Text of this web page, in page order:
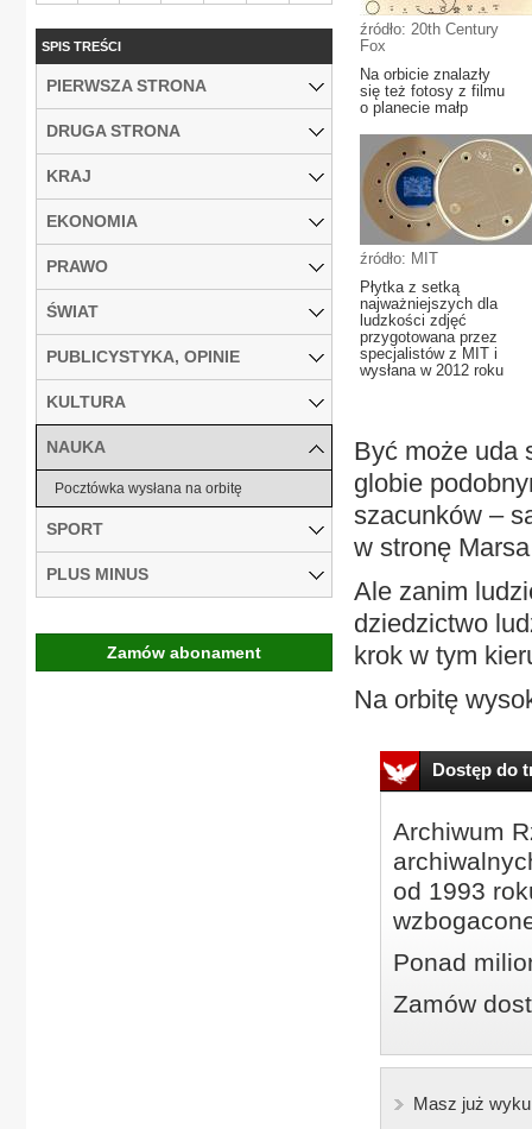
źródło: 20th Century
Fox
Na orbicie znalazły
się też fotosy z filmu
o planecie małp
źródło: MIT
Płytka z setką
najważniejszych dla
ludzkości zdjęć
przygotowana przez
specjalistów z MIT i
wysłana w 2012 roku
Być może uda
globie
szacunków –
w stronę
Ale zanim
dziedzictwo
krok w tym
Na orbitę
Dostęp do
Archiwum
od 1993
Ponad
Zamów
Masz już
SPIS TREŚCI
PIERWSZA STRONA
DRUGA STRONA
KRAJ
EKONOMIA
PRAWO
ŚWIAT
PUBLICYSTYKA, OPINIE
KULTURA
NAUKA
Pocztówka wysłana na orbitę
SPORT
PLUS MINUS
Zamów abonament